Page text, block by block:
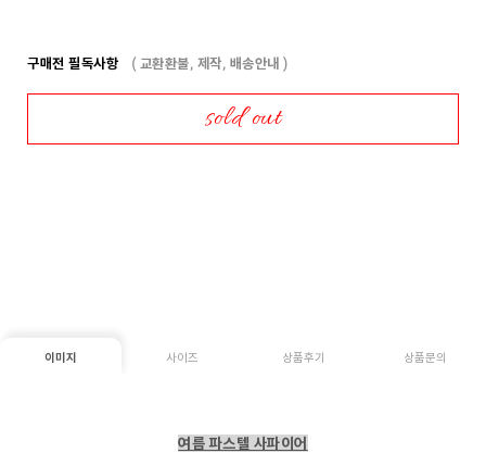
구매전 필독사항 ( 교환환불, 제작, 배송안내 )
sold out
이미지 사이즈 상품후기 상품문의
여름 파스텔 사파이어